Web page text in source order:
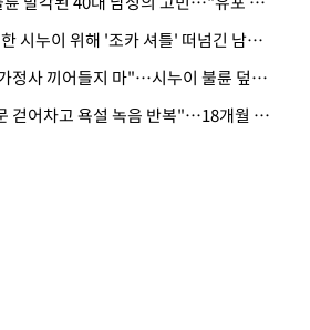
· 재취업한 시누이 위해 '조카 셔틀' 떠넘긴 남편…아내 "난 못한다"
· "남의 가정사 끼어들지 마"…시누이 불륜 덮으려는 남편에 억울한 아내
· "현관문 걷어차고 욕설 녹음 반복"…18개월 아기 키우는 집 뒤흔든 '앞집의 비극'